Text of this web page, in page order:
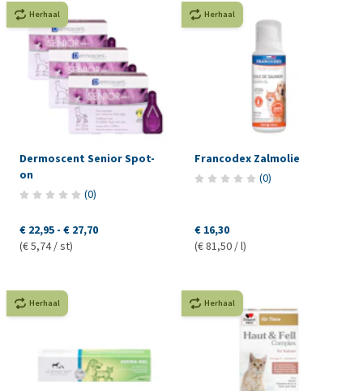
Herhaal
Dermoscent Senior Spot-
on
(0)
€ 22,95 - € 27,70
(€ 5,74 / st)
Herhaal
Francodex Zalmolie
(0)
€ 16,30
(€ 81,50 / l)
Herhaal Herhaal